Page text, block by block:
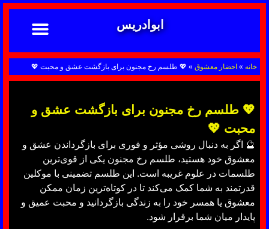
ابوادریس
خانه » احضار معشوق » 💖 طلسم رخ مجنون برای بازگشت عشق و محبت 💖
💖 طلسم رخ مجنون برای بازگشت عشق و
محبت 💖
🔮 اگر به دنبال روشی مؤثر و فوری برای بازگرداندن عشق و
معشوق خود هستید، طلسم رخ مجنون یکی از قوی‌ترین
طلسمات در علوم غریبه است. این طلسم تضمینی با موکلین
قدرتمند به شما کمک می‌کند تا در کوتاه‌ترین زمان ممکن
معشوق یا همسر خود را به زندگی بازگردانید و محبت عمیق و
پایدار میان شما برقرار شود.